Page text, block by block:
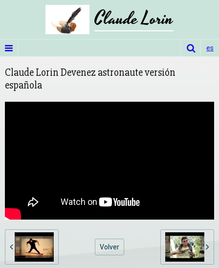
Claude Lorin
es
Claude Lorin Devenez astronaute versión
española
Volver